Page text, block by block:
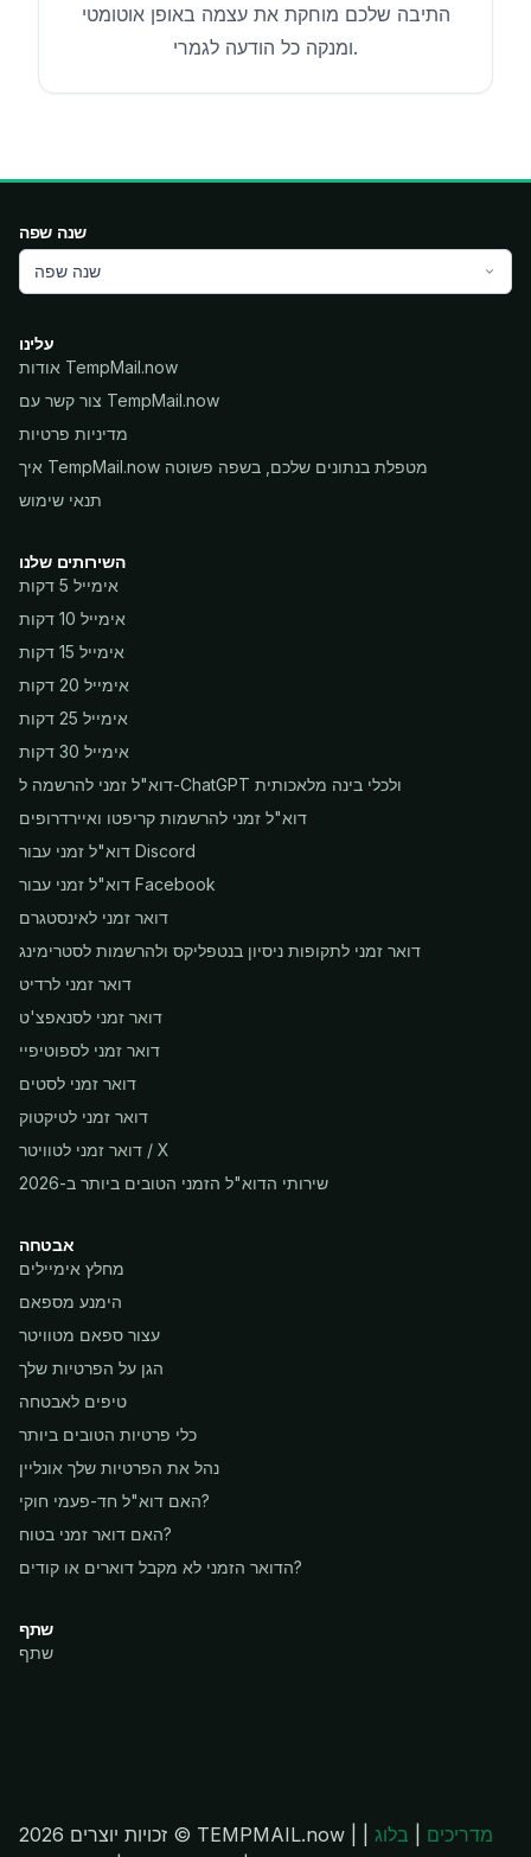
התיבה שלכם מוחקת את עצמה באופן אוטומטי
ומנקה כל הודעה לגמרי.
שנה שפה
שנה שפה
עלינו
אודות TempMail.now
צור קשר עם TempMail.now
מדיניות פרטיות
איך TempMail.now מטפלת בנתונים שלכם, בשפה פשוטה
תנאי שימוש
השירותים שלנו
אימייל 5 דקות
אימייל 10 דקות
אימייל 15 דקות
אימייל 20 דקות
אימייל 25 דקות
אימייל 30 דקות
דוא"ל זמני להרשמה ל-ChatGPT ולכלי בינה מלאכותית
דוא"ל זמני להרשמות קריפטו ואיירדרופים
דוא"ל זמני עבור Discord
דוא"ל זמני עבור Facebook
דואר זמני לאינסטגרם
דואר זמני לתקופות ניסיון בנטפליקס ולהרשמות לסטרימינג
דואר זמני לרדיט
דואר זמני לסנאפצ'ט
דואר זמני לספוטיפיי
דואר זמני לסטים
דואר זמני לטיקטוק
דואר זמני לטוויטר / X
שירותי הדוא"ל הזמני הטובים ביותר ב-2026
אבטחה
מחלץ אימיילים
הימנע מספאם
עצור ספאם מטוויטר
הגן על הפרטיות שלך
טיפים לאבטחה
כלי פרטיות הטובים ביותר
נהל את הפרטיות שלך אונליין
האם דוא"ל חד-פעמי חוקי?
האם דואר זמני בטוח?
הדואר הזמני לא מקבל דוארים או קודים?
שתף
שתף
זכויות יוצרים 2026 © TEMPMAIL.now | מדריכים בלוג